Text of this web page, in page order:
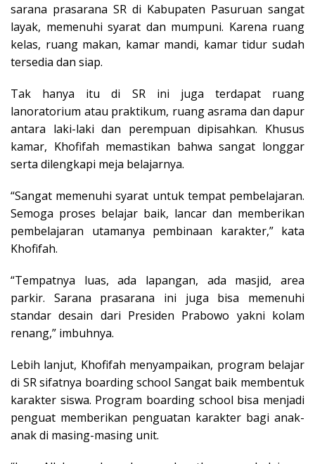
sarana prasarana SR di Kabupaten Pasuruan sangat
layak, memenuhi syarat dan mumpuni. Karena ruang
kelas, ruang makan, kamar mandi, kamar tidur sudah
tersedia dan siap.
Tak hanya itu di SR ini juga terdapat ruang
lanoratorium atau praktikum, ruang asrama dan dapur
antara laki-laki dan perempuan dipisahkan. Khusus
kamar, Khofifah memastikan bahwa sangat longgar
serta dilengkapi meja belajarnya.
“Sangat memenuhi syarat untuk tempat pembelajaran.
Semoga proses belajar baik, lancar dan memberikan
pembelajaran utamanya pembinaan karakter,” kata
Khofifah.
“Tempatnya luas, ada lapangan, ada masjid, area
parkir. Sarana prasarana ini juga bisa memenuhi
standar desain dari Presiden Prabowo yakni kolam
renang,” imbuhnya.
Lebih lanjut, Khofifah menyampaikan, program belajar
di SR sifatnya boarding school Sangat baik membentuk
karakter siswa. Program boarding school bisa menjadi
penguat memberikan penguatan karakter bagi anak-
anak di masing-masing unit.